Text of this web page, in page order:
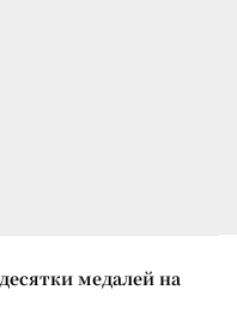
медалей на